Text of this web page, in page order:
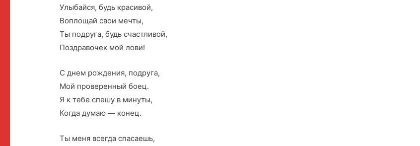
Улыбайся, будь красивой,
Воплощай свои мечты,
Ты подруга, будь счастливой,
Поздравочек мой лови!
С днем рождения, подруга,
Мой проверенный боец.
Я к тебе спешу в минуты,
Когда думаю — конец.
Ты меня всегда спасаешь,